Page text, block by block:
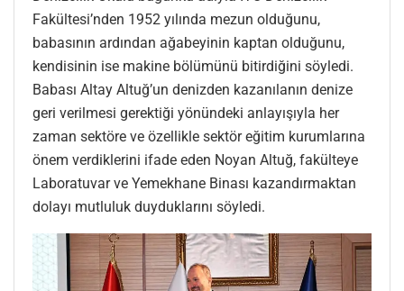
Fakültesi’nden 1952 yılında mezun olduğunu,
babasının ardından ağabeyinin kaptan olduğunu,
kendisinin ise makine bölümünü bitirdiğini söyledi.
Babası Altay Altuğ’un denizden kazanılanın denize
geri verilmesi gerektiği yönündeki anlayışıyla her
zaman sektöre ve özellikle sektör eğitim kurumlarına
önem verdiklerini ifade eden Noyan Altuğ, fakülteye
Laboratuvar ve Yemekhane Binası kazandırmaktan
dolayı mutluluk duyduklarını söyledi.